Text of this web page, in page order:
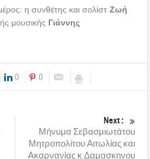
η συνθέτης και σολίστΖωή
μουσικής Γιάννης
0 0
Next :
Μήνυμα Σεβασμιωτάτου
Μητροπολίτου Αιτωλίας και
Ακαρνανίας κ Δαμασκηνου